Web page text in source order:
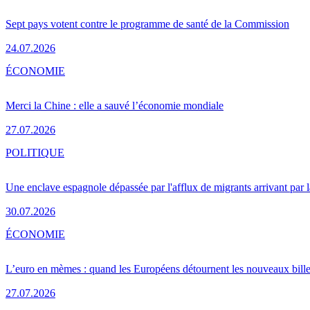
Sept pays votent contre le programme de santé de la Commission
24.07.2026
Merci la Chine : elle a sauvé l’économie mondiale
27.07.2026
ÉCONOMIE
Une enclave espagnole dépassée par l'afflux de migrants arrivant par
30.07.2026
POLITIQUE
L’euro en mèmes : quand les Européens détournent les nouveaux
27.07.2026
ÉCONOMIE